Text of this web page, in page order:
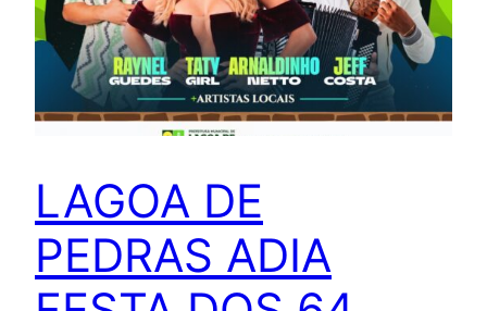
LAGOA DE
PEDRAS ADIA